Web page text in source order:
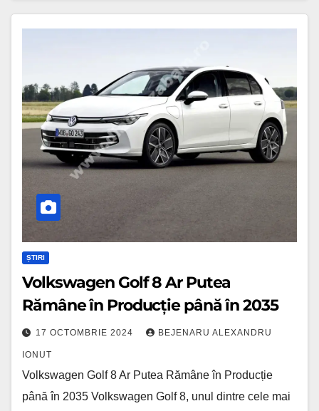
Ar
Putea
Rămâne
în
până
2035
ȘTIRI
Volkswagen Golf 8 Ar Putea
Rămâne în Producție până în 2035
17 OCTOMBRIE 2024 BEJENARU ALEXANDRU
IONUT
Volkswagen Golf 8 Ar Putea Rămâne în Producție
până în 2035 Volkswagen Golf 8, unul dintre cele mai